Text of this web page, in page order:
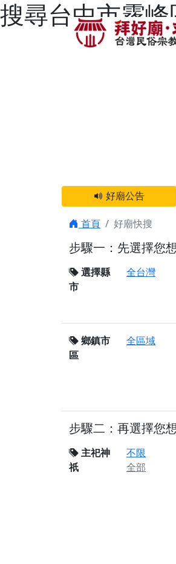
搜尋台中市霧
好廟公告
首頁 好廟快搜
步驟一：先選擇您
選擇縣
市
全台灣
鄉鎮市
區
全區域
步驟二：再選擇您
主祀神
祇
不限
全部